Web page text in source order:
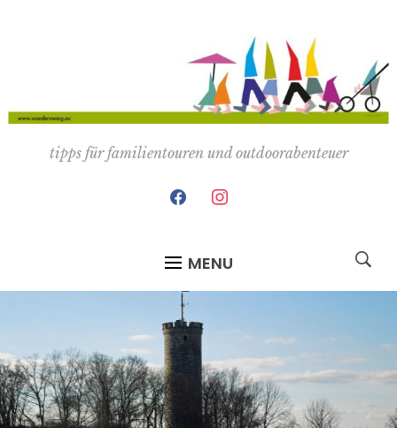
tipps für familientouren und outdoorabenteuer
facebookinstagram
MENU